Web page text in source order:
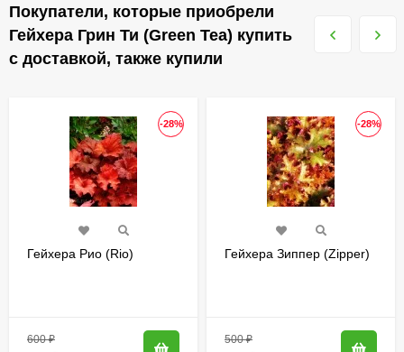
Покупатели, которые приобрели
Гейхера Грин Ти (Green Tea) купить
с доставкой, также купили
-28%
Гейхера Рио (Rio)
600₽
-28%
Гейхера Зиппер (Zipper)
500₽